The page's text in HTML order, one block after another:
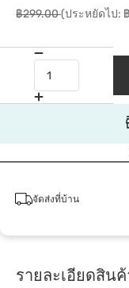
฿299.00(ประหยัดไป:
จัดส่งที่บ้าน
รายละเอียดสินค้